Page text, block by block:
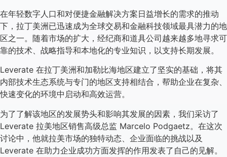
在年轻数字人口和对便捷金融解决方案日益增长的需求的推动
下，拉丁美洲已迅速成为全球交易和金融科技领域最具潜力的地
区之一。随着市场的扩大，经纪商和道具公司越来越多地寻求可
靠的技术、战略指导和本地化的专业知识，以支持长期发展。
Leverate 在拉丁美洲和加勒比海地区建立了坚实的基础，将其
内部技术生态系统与专门的地区支持相结合，帮助企业在复杂、
快速变化的环境中启动和高效运营。
为了了解该地区的发展势头和影响其发展的因素，我们采访了
Leverate 拉美地区销售高级总监 Marcelo Podgaetz。在这次
讨论中，他就拉美市场的独特动态、企业面临的挑战以及
Leverate 在助力企业成功方面发挥的作用发表了自己的见解。